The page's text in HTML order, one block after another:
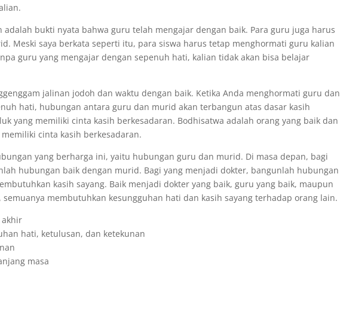
adalah bukti nyata bahwa guru telah mengajar dengan baik. Para guru juga harus
Meski saya berkata seperti itu, para siswa harus tetap menghormati guru kalian
guru yang mengajar dengan sepenuh hati, kalian tidak akan bisa belajar
jalinan jodoh dan waktu dengan baik. Ketika Anda menghormati guru dan
hati, hubungan antara guru dan murid akan terbangun atas dasar kasih
yang memiliki cinta kasih berkesadaran. Bodhisatwa adalah orang yang baik dan
cinta kasih berkesadaran.
yang berharga ini, yaitu hubungan guru dan murid. Di masa depan, bagi
hubungan baik dengan murid. Bagi yang menjadi dokter, bangunlah hubungan
kasih sayang. Baik menjadi dokter yang baik, guru yang baik, maupun
membutuhkan kesungguhan hati dan kasih sayang terhadap orang lain.
akhir
hati, ketulusan, dan ketekunan
masa